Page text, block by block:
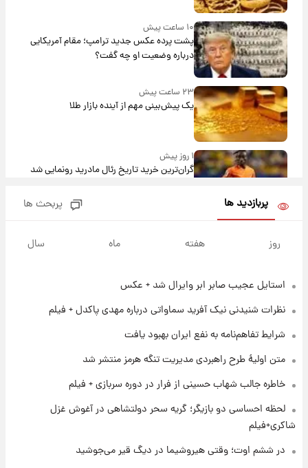
۱۰ ساعت پیش
پشت پرده عکس جدید ترامپ؛ مقام آمریکایی
درباره وضعیت او چه گفت؟
۲۳ ساعت پیش
یک پیش‌بینی مهم از آینده بازار طلا
۱ روز پیش
گران‌ترین خرید تاریخ رئال مادرید رونمایی شد
روزها پربارش‌تر خواهند بود؟
۱ روز پیش
شد؛ تیکدری، محبی و سرگیف با اعداد ویژه
جزئیات فعال‌سازی «کیف پول ایران» اعلام
شد+فیلم
۱ روز پیش
امروز پنجشنبه ۱۵ مرداد ۱۴۰۵ +جدول
پربازدید ها پربحث ها
روز هفته ماه سال
استایل عجیب صابر ابر وایرال شد + عکس
نظرات شنیدنی نیک آفرید سماواتی درباره مهدی پاکدل + فیلم
شرایط تفاهم‌نامه به نفع ایران بهبود یافت
متن اولیۀ طرح راهبردی مدیریت تنگه هرمز منتشر شد
خاطره جالب شهاب حسینی از فرار در دوره سربازی + فیلم
لحظه احساسی دو بازیگر؛ گریه سحر دولتشاهی در آغوش غزل
شاکری+فیلم
در ششم اوت؛ وقتی هیروشیما در دیگ قیر می‌جوشید